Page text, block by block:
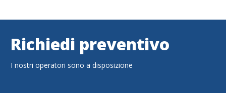
Richiedi preventivo
I nostri operatori sono a disposizione